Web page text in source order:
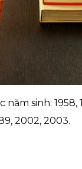
sinh: 1958,
2002, 2003.